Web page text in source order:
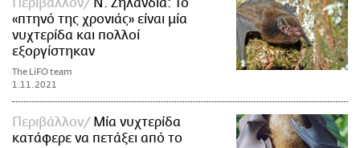
Περιβάλλον
Ν. Ζηλανδία: Το
«πτηνό της χρονιάς» είναι μία
νυχτερίδα και πολλοί
εξοργίστηκαν
The LiFO team
1.11.2021
Περιβάλλον
Μία νυχτερίδα
κατάφερε να πετάξει από το